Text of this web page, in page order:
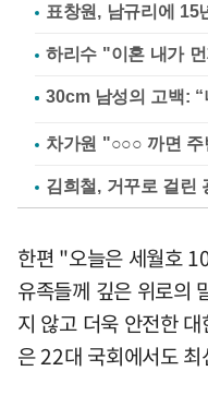
표창원, 남규리에
하리수 "이혼 내가
차가원 "○○○ 까면
한편 "오늘은 세월호
유족들께 깊은 위로의
지 않고 더욱 안전한
은 22대 국회에서도